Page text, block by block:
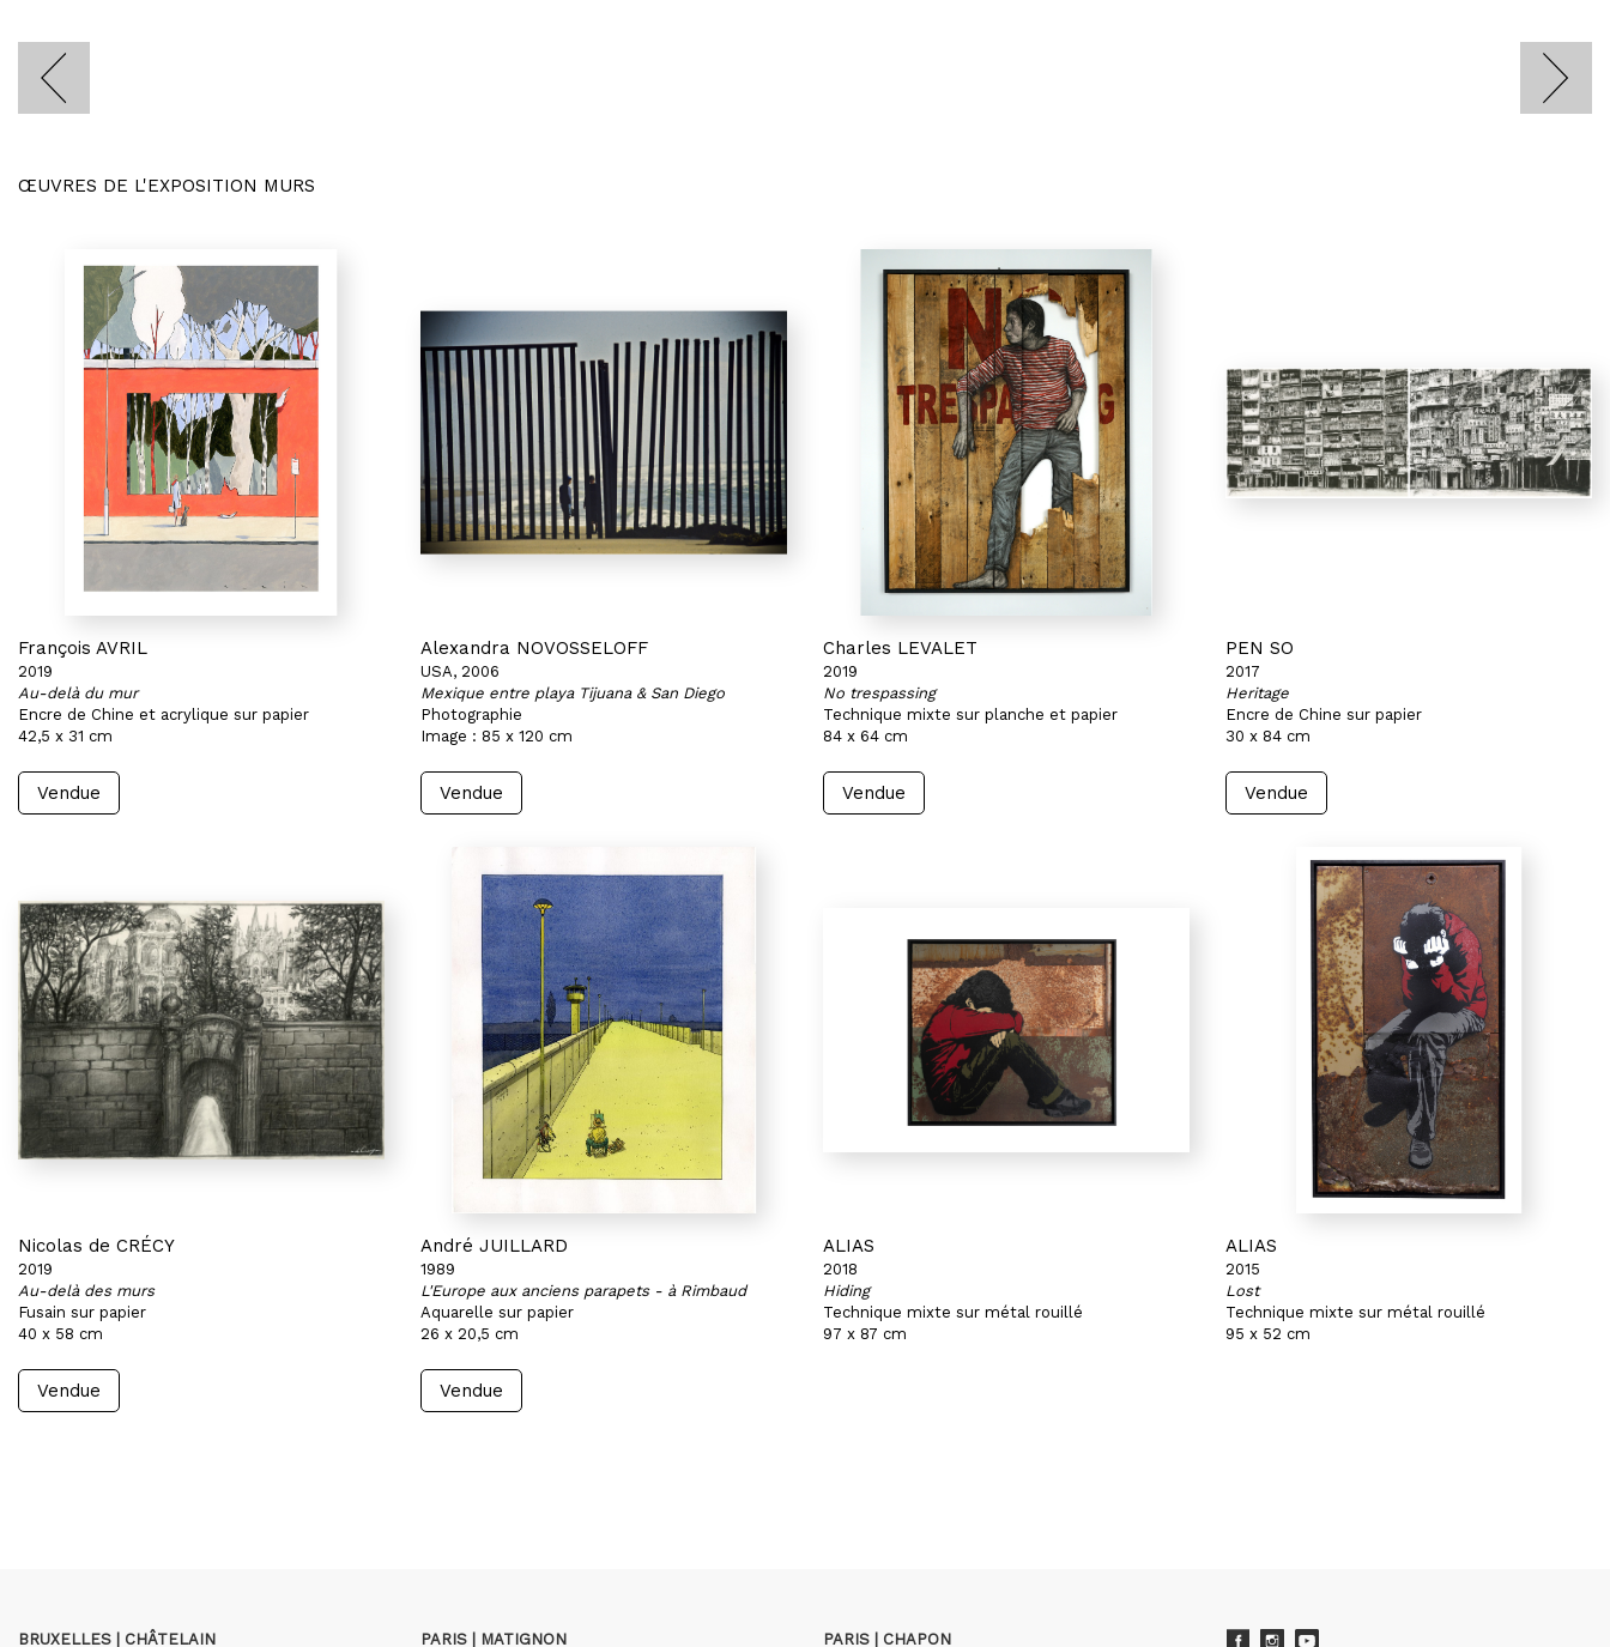
ŒUVRES DE L'EXPOSITION MURS
François AVRIL
2019
Au-delà du mur
Encre de Chine et acrylique sur papier
42,5 x 31 cm
Vendue
Alexandra NOVOSSELOFF
USA, 2006
Mexique entre playa Tijuana & San Diego
Photographie
Image : 85 x 120 cm
Vendue
Charles LEVALET
2019
No trespassing
Technique mixte sur planche et papier
84 x 64 cm
Vendue
PEN SO
2017
Heritage
Encre de Chine sur papier
30 x 84 cm
Vendue
Nicolas de CRÉCY
2019
Au-delà des murs
Fusain sur papier
40 x 58 cm
Vendue
André JUILLARD
1989
L'Europe aux anciens parapets - à Rimbaud
Aquarelle sur papier
26 x 20,5 cm
Vendue
ALIAS
2018
Hiding
Technique mixte sur métal rouillé
97 x 87 cm
ALIAS
2015
Lost
Technique mixte sur métal rouillé
95 x 52 cm
BRUXELLES | CHÂTELAIN PARIS | MATIGNON PARIS | CHAPON